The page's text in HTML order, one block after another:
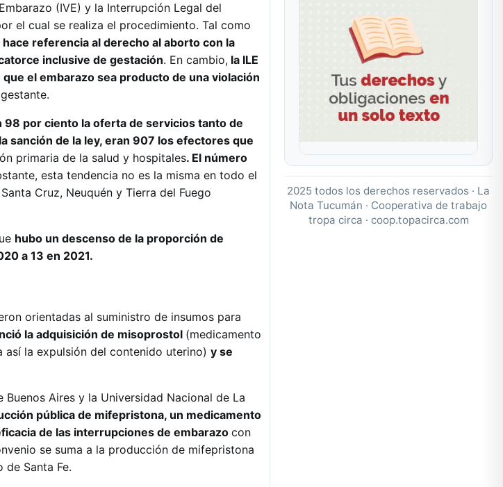
(IVE) y la Interrupción Legal del
el cual se realiza el procedimiento. Tal como
hace referencia al derecho al aborto con la
inclusive de gestación. En cambio, la ILE
el embarazo sea producto de una violación
98 por ciento la oferta de servicios tanto de
sanción de la ley, eran 907 los efectores que
primaria de la salud y hospitales. El número
esta tendencia no es la misma en todo el
Cruz, Neuquén y Tierra del Fuego
hubo un descenso de la proporción de
a 13 en 2021.
orientadas al suministro de insumos para
la adquisición de misoprostol (medicamento
la expulsión del contenido uterino) y se
Aires y la Universidad Nacional de La
pública de mifepristona, un medicamento
de las interrupciones de embarazo con
se suma a la producción de mifepristona
Santa Fe.
2025 todos los derechos reservados · La
Nota Tucumán · Cooperativa de trabajo
tropa circa · coop.topacirca.com